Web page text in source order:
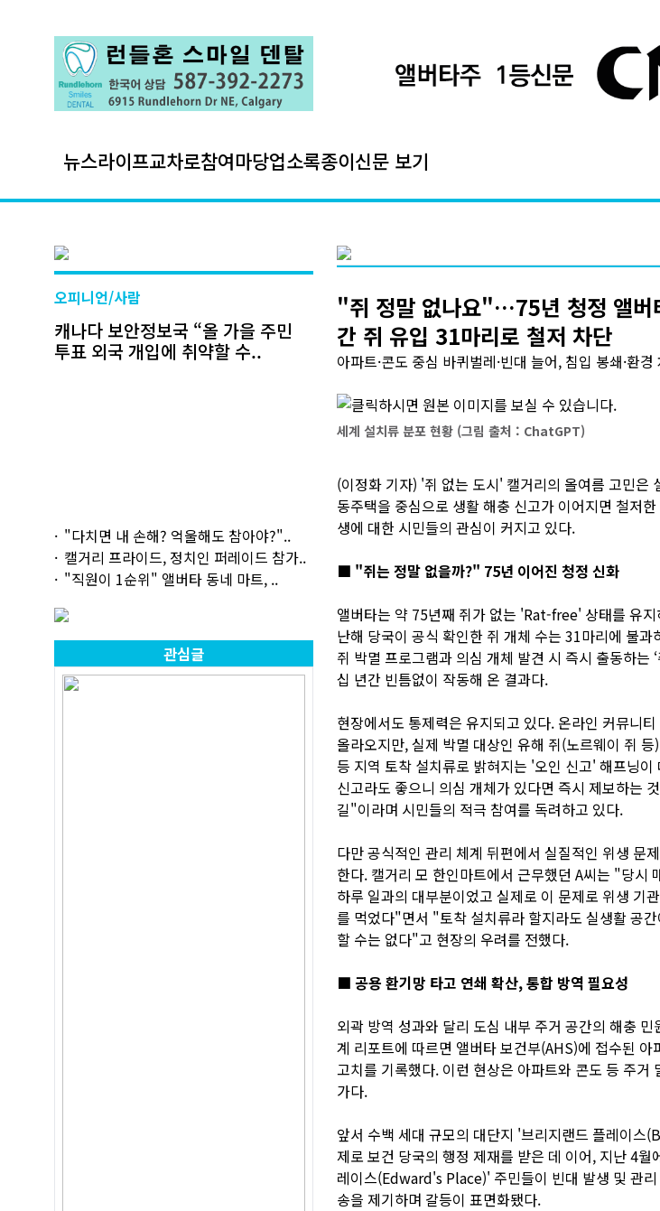
뉴스라이프교차로참여마당업소록종이신문 보기
오피니언/사람
캐나다 보안정보국 “올 가을 주민
투표 외국 개입에 취약할 수..
"다치면 내 손해? 억울해도 참아야?"..
캘거리 프라이드, 정치인 퍼레이드 참가..
"직원이 1순위" 앨버타 동네 마트, ..
관심글
"쥐 정말 없나요"…75년 청정 앨버
간 쥐 유입 31마리로 철저 차단
아파트·콘도 중심 바퀴벌레·빈대 늘어, 침입 봉쇄·환
세계 설치류 분포 현황 (그림 출처 : ChatGPT)
(이정화 기자) '쥐 없는 도시' 캘거리의 올여름 고민은
동주택을 중심으로 생활 해충 신고가 이어지면 철저
생에 대한 시민들의 관심이 커지고 있다.
■ "쥐는 정말 없을까?" 75년 이어진 청정 신화
앨버타는 약 75년째 쥐가 없는 'Rat-free' 상태를 유
난해 당국이 공식 확인한 쥐 개체 수는 31마리에 불
쥐 박멸 프로그램과 의심 개체 발견 시 즉시 출동하는
십 년간 빈틈없이 작동해 온 결과다.
현장에서도 통제력은 유지되고 있다. 온라인 커뮤니
올라오지만, 실제 박멸 대상인 유해 쥐(노르웨이 쥐
등 지역 토착 설치류로 밝혀지는 '오인 신고' 해프닝
신고라도 좋으니 의심 개체가 있다면 즉시 제보하는
길"이라며 시민들의 적극 참여를 독려하고 있다.
다만 공식적인 관리 체계 뒤편에서 실질적인 위생 문
한다. 캘거리 모 한인마트에서 근무했던 A씨는 "당시
하루 일과의 대부분이었고 실제로 이 문제로 위생 기
를 먹었다"면서 "토착 설치류라 할지라도 실생활 공
할 수는 없다"고 현장의 우려를 전했다.
■ 공용 환기망 타고 연쇄 확산, 통합 방역 필요성
외곽 방역 성과와 달리 도심 내부 주거 공간의 해충
계 리포트에 따르면 앨버타 보건부(AHS)에 접수된
고치를 기록했다. 이런 현상은 아파트와 콘도 등 주거
가다.
앞서 수백 세대 규모의 대단지 '브리지랜드 플레이
제로 보건 당국의 행정 제재를 받은 데 이어, 지난 4
레이스(Edward's Place)' 주민들이 빈대 발생 및 관
송을 제기하며 갈등이 표면화됐다.